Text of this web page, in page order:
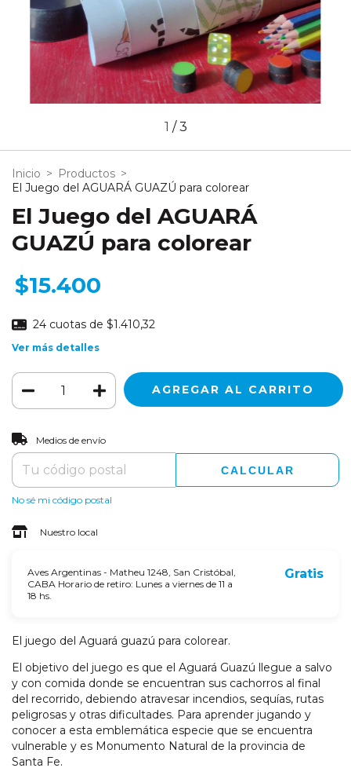
1 /3
Inicio > Productos >
El Juego del AGUARÁ GUAZÚ para colorear
El Juego del AGUARÁ
GUAZÚ para colorear
$15.400
24 cuotas de $1.410,32
Ver más detalles
Entregas para el CP:
Medios de envío
CALCULAR
No sé mi código postal
Nuestro local
Aves Argentinas - Matheu 1248, San Cristóbal,
CABA Horario de retiro: Lunes a viernes de 11 a
18 hs.
Gratis
El juego del Aguará guazú para colorear.
El objetivo del juego es que el Aguará Guazú llegue a salvo
y con comida donde se encuentran sus cachorros al final
del recorrido, debiendo atravesar incendios, sequías, rutas
peligrosas y otras dificultades. Para aprender jugando y
conocer a esta emblemática especie que se encuentra
vulnerable y es Monumento Natural de la provincia de
Santa Fe.